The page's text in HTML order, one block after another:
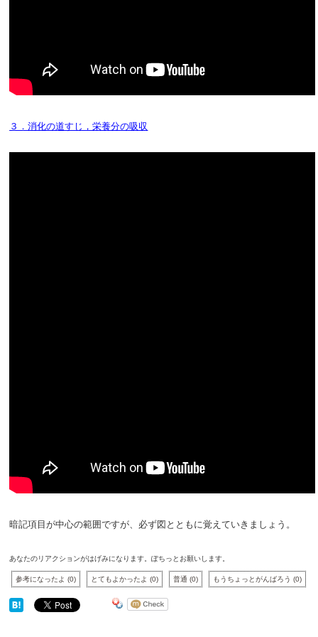
３．消化の道すじ，栄養分の吸収
暗記項目が中心の範囲ですが、必ず図とともに覚えていきましょう。
あなたのリアクションがはげみになります。ぽちっとお願いします。
参考になったよ(0) とてもよかったよ(0) 普通(0) もうちょっとがんばろう(0)